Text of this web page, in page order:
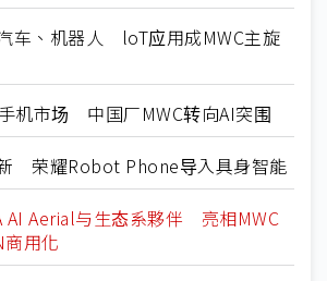
车、机器人 loT应用成MWC主旋
机市场 中国厂MWC转向AI突围
荣耀Robot Phone导入具身智能
AI Aerial与生态系夥伴 亮相MWC
用化